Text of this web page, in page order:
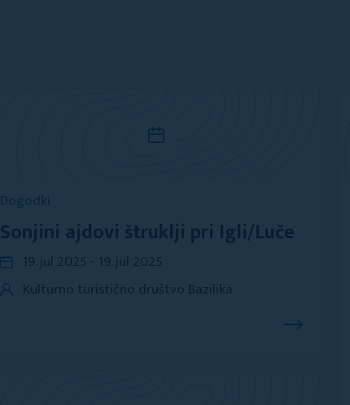
Dogodki
Sonjini ajdovi štruklji pri Igli/Luče